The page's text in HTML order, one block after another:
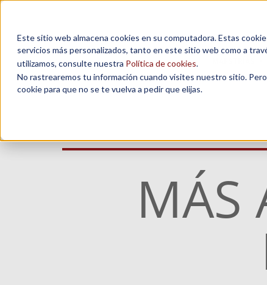
Este sitio web almacena cookies en su computadora. Estas
servicios más personalizados, tanto en este sitio web como a
utilizamos, consulte nuestra Política de cookies.
No rastrearemos tu información cuando visites nuestro sitio.
cookie para que no se te vuelva a pedir que elijas.
MÁS